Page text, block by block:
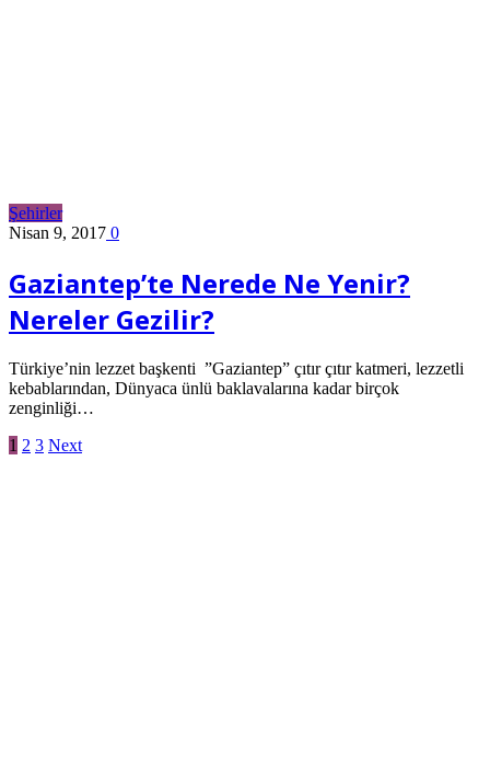
Şehirler
Nisan 9, 2017 0
Gaziantep’te Nerede Ne Yenir?
Nereler Gezilir?
Türkiye’nin lezzet başkenti ”Gaziantep” çıtır çıtır katmeri, lezzetli
kebablarından, Dünyaca ünlü baklavalarına kadar birçok
zenginliği…
1 2 3 Next